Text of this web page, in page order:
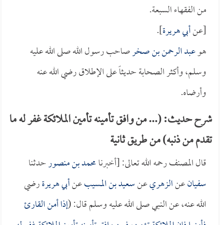
من الفقهاء السبعة.
[عنأبي هريرة].
هوعبد الرحمن بن صخرصاحب رسول الله صلى الله عليه
وسلم، وأكثر الصحابة حديثاً على الإطلاق رضي الله عنه
وأرضاه.
شرح حديث: (... من وافق تأمينه تأمين الملائكة غفر له ما
تقدم من ذنبه) من طريق ثانية
قال المصنف رحمه الله تعالى: [أخبرنامحمد بن منصورحدثنا
سفيانعنالزهريعنسعيد بن المسيبعنأبي هريرةرضي
الله عنه، عن النبي صلى الله عليه وسلم قال: (إذا أمن القارئ